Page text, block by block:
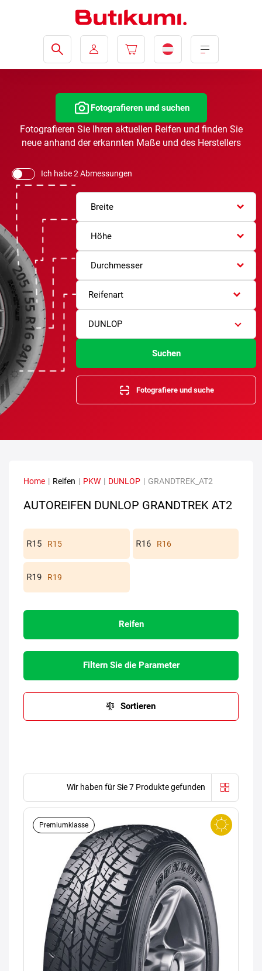
Fotografieren und suchen
Fotografieren Sie Ihren aktuellen Reifen und finden Sie
neue anhand der erkannten Maße und des Herstellers
Ich habe 2 Abmessungen
Breite
Höhe
Durchmesser
Reifenart
DUNLOP
Suchen
Fotografiere und suche
Home | Reifen | PKW | DUNLOP | GRANDTREK_AT2
AUTOREIFEN DUNLOP GRANDTREK AT2
R15 R16
R19
Reifen
Filtern Sie die Parameter
Sortieren
Wir haben für Sie 7 Produkte gefunden
Premiumklasse